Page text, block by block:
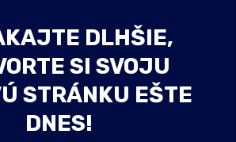
DLHŠIE,
SI SVOJU
STRÁNKU EŠTE
DNES!